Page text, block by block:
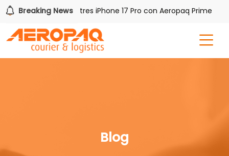
Breaking News
Gana uno de tres iPhone 17 Pro con Aeropaq Prime
Blog